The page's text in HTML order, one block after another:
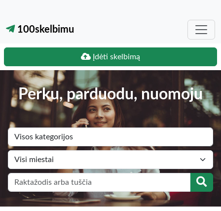
100skelbimu
Įdėti skelbimą
Perku, parduodu, nuomoju